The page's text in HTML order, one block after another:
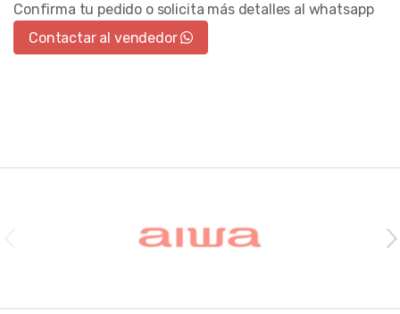
Confirma tu pedido o solicita más detalles al whatsapp
Contactar al vendedor